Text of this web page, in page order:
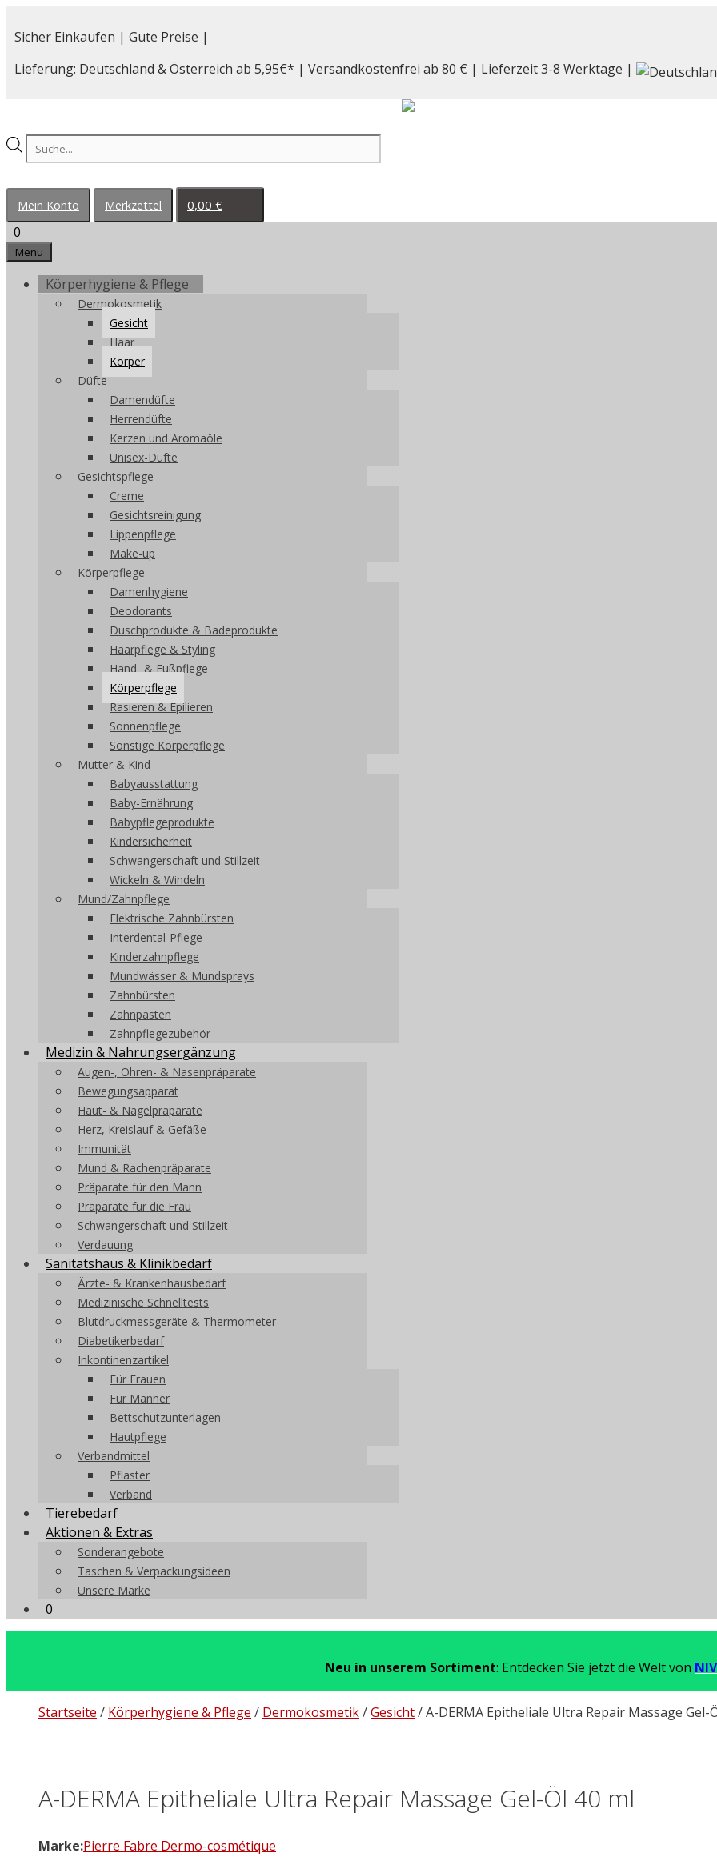
Inhalt
Sicher Einkaufen | Gute Preise |
Lieferung: Deutschland & Österreich ab 5,95€* | Versandkostenfrei ab 80 € | Lieferzeit 3-8 Werktage |
Products
search
Mein Konto Merkzettel 0,00 €
0
Menu
Körperhygiene & Pflege
Dermokosmetik
Gesicht
Haar
Körper
Düfte
Damendüfte
Herrendüfte
Kerzen und Aromaöle
Unisex-Düfte
Gesichtspflege
Creme
Gesichtsreinigung
Lippenpflege
Make-up
Körperpflege
Damenhygiene
Deodorants
Duschprodukte & Badeprodukte
Haarpflege & Styling
Hand- & Fußpflege
Körperpflege
Rasieren & Epilieren
Sonnenpflege
Sonstige Körperpflege
Mutter & Kind
Babyausstattung
Baby-Ernährung
Babypflegeprodukte
Kindersicherheit
Schwangerschaft und Stillzeit
Wickeln & Windeln
Mund/Zahnpflege
Elektrische Zahnbürsten
Interdental-Pflege
Kinderzahnpflege
Mundwässer & Mundsprays
Zahnbürsten
Zahnpasten
Zahnpflegezubehör
Medizin & Nahrungsergänzung
Augen-, Ohren- & Nasenpräparate
Bewegungsapparat
Haut- & Nagelpräparate
Herz, Kreislauf & Gefäße
Immunität
Mund & Rachenpräparate
Präparate für den Mann
Präparate für die Frau
Schwangerschaft und Stillzeit
Verdauung
Sanitätshaus & Klinikbedarf
Ärzte- & Krankenhausbedarf
Medizinische Schnelltests
Blutdruckmessgeräte & Thermometer
Diabetikerbedarf
Inkontinenzartikel
Für Frauen
Für Männer
Bettschutzunterlagen
Hautpflege
Verbandmittel
Pflaster
Verband
Tierebedarf
Aktionen & Extras
Sonderangebote
Taschen & Verpackungsideen
Unsere Marke
0
Neu in unserem Sortiment: Entdecken Sie jetzt die Welt von
Startseite / Körperhygiene & Pflege / Dermokosmetik/Gesicht/ A-DERMA Epitheliale Ultra Repair Massage Gel-
A-DERMA Epitheliale Ultra Repair Massage Gel-Öl 40 ml
Marke:Pierre Fabre Dermo-cosmétique